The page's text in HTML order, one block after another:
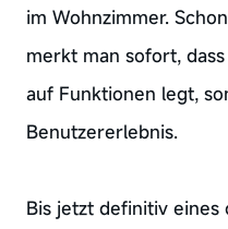
im Wohnzimmer.
merkt man sofort,
auf Funktionen legt,
Benutzererlebnis.
Bis jetzt definitiv